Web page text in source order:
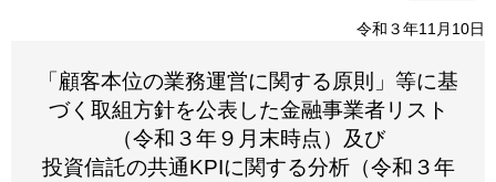
令和３年11月10日
「顧客本位の業務運営に関する原則」等に基
づく取組方針を公表した金融事業者リスト
（令和３年９月末時点）及び
投資信託の共通KPIに関する分析（令和３年